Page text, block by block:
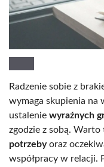
Radzenie sobie z
wymaga skupienia na
ustalenie wyraźnych
zgodzie z sobą. Warto
potrzebyoraz
współpracy w relacji.